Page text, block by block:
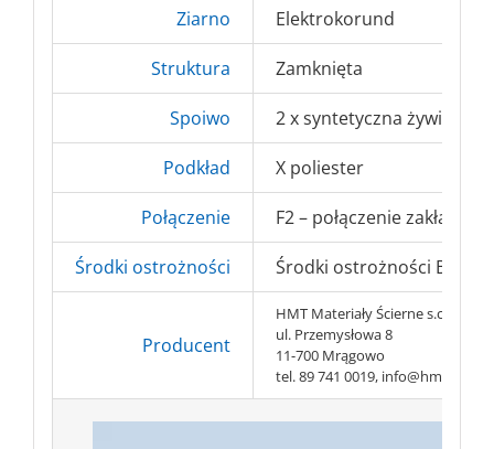
Ziarno Elektrokorund
Struktura Zamknięta
Spoiwo 2 x syntetyczna żywica
Podkład X poliester
Połączenie F2 – połączenie
Środki ostrożności Środki ostrożności BHP
Producent
HMT Materiały Ścierne s.c.
ul. Przemysłowa 8
11-700 Mrągowo
tel. 89 741 0019, info@hmt-abr.pl